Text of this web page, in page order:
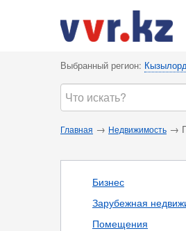
Выбранный регион:
Главная → Недвижимость →
Бизнес
Зарубежная
Помещения